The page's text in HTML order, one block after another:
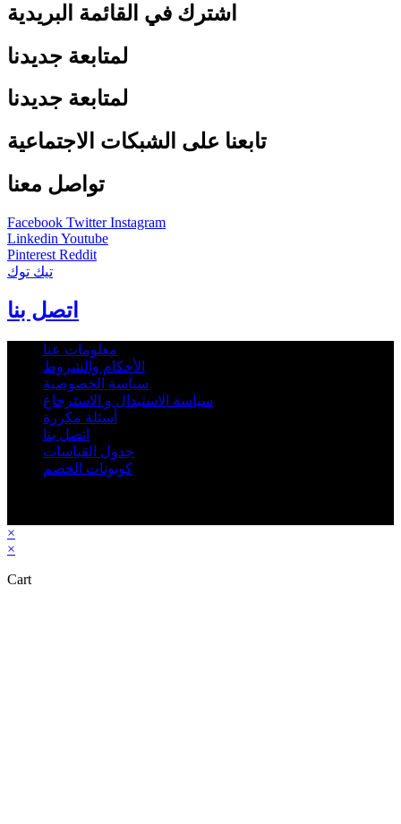
اشترك في القائمة البريدية
لمتابعة جديدنا
لمتابعة جديدنا
تابعنا على الشبكات الاجتماعية
تواصل معنا
Facebook Twitter Instagram
Linkedin Youtube
Pinterest Reddit
تيك توك
اتصل بنا
معلومات عنا
الأحكام والشروط
سياسة الخصوصية
سياسة الاستبدال و الاسترجاع
أسئلة مكررة
اتصل بنا
جدول القياسات
كوبونات الخصم
×
×
Cart